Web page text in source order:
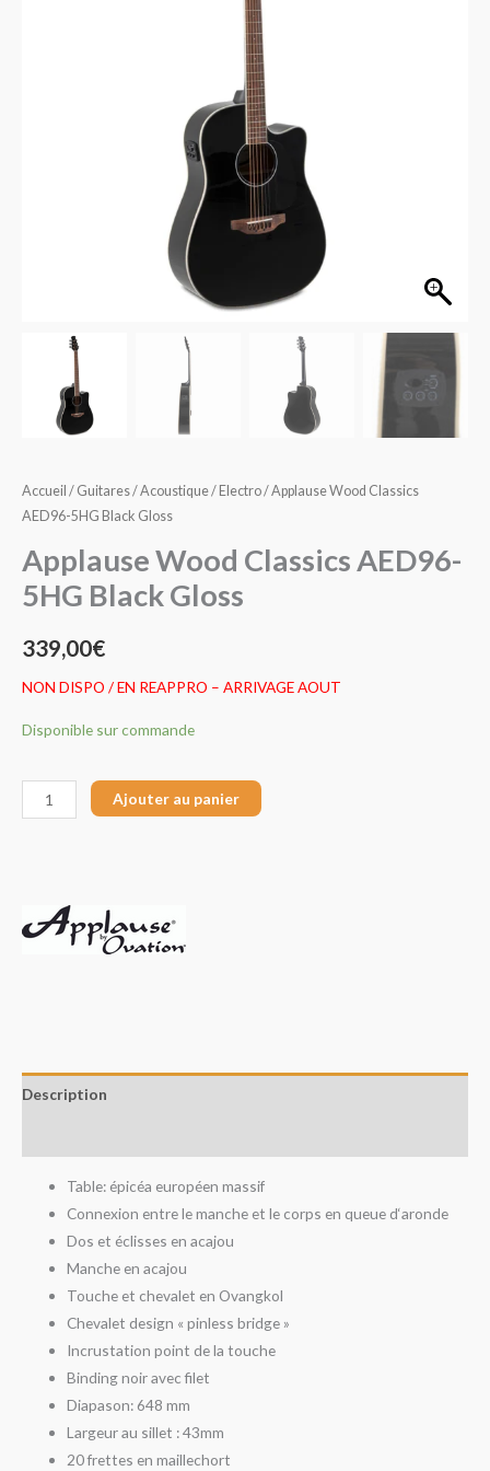
Accueil / Guitares/Acoustique/ Electro/ Applause Wood Classics
AED96-5HG Black Gloss
Applause Wood Classics AED96-
5HG Black Gloss
339,00€
NON DISPO / EN REAPPRO – ARRIVAGE AOUT
Disponible sur commande
Ajouter au panier
Description
Table: épicéa européen massif
Connexion entre le manche et le corps en queue d‘aronde
Dos et éclisses en acajou
Manche en acajou
Touche et chevalet en Ovangkol
Chevalet design « pinless bridge »
Incrustation point de la touche
Binding noir avec filet
Diapason: 648 mm
Largeur au sillet : 43mm
20 frettes en maillechort